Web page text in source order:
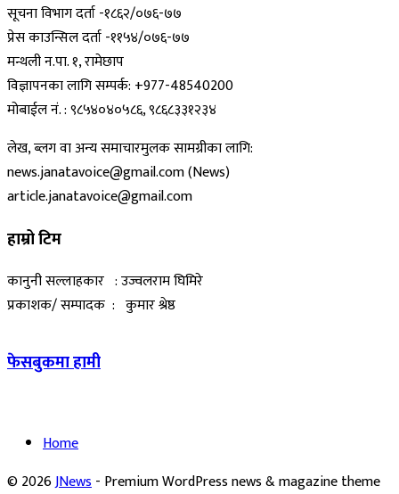
सूचना विभाग दर्ता -१८६२/०७६-७७
प्रेस काउन्सिल दर्ता -११५४/०७६-७७
मन्थली न.पा. १, रामेछाप
विज्ञापनका लागि सम्पर्क: +977-48540200
मोबाईल नं. : ९८५४०४०५८६, ९८६८३३१२३४
लेख, ब्लग वा अन्य समाचारमुलक सामग्रीका लागि:
news.janatavoice@gmail.com (News)
article.janatavoice@gmail.com
हाम्रो टिम
कानुनी सल्लाहकार : उज्वलराम घिमिरे
प्रकाशक/ सम्पादक : कुमार श्रेष्ठ
फेसबुकमा हामी
Home
© 2026JNews- Premium WordPress news & magazine theme